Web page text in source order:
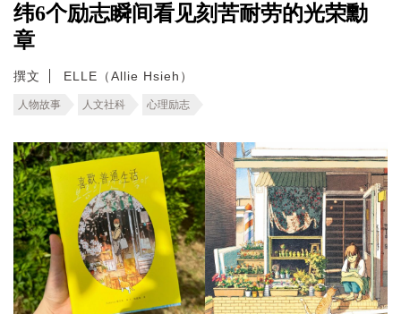
纬6个励志瞬间看见刻苦耐劳的光荣勳
章
撰文 ELLE（Allie Hsieh）
人物故事 人文社科 心理励志